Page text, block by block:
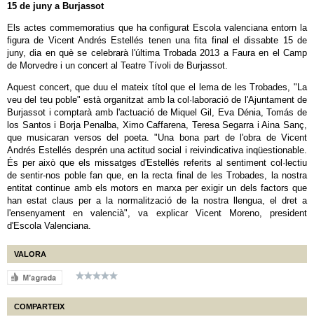
15 de juny a Burjassot
Els actes commemoratius que ha configurat Escola valenciana entorn la
figura de Vicent Andrés Estellés tenen una fita final el dissabte 15 de
juny, dia en què se celebrarà l'última Trobada 2013 a Faura en el Camp
de Morvedre i un concert al Teatre Tívoli de Burjassot.
Aquest concert, que duu el mateix títol que el lema de les Trobades, "La
veu del teu poble" està organitzat amb la col·laboració de l'Ajuntament de
Burjassot i comptarà amb l'actuació de Miquel Gil, Eva Dénia, Tomás de
los Santos i Borja Penalba, Ximo Caffarena, Teresa Segarra i Aina Sanç,
que musicaran versos del poeta. "Una bona part de l'obra de Vicent
Andrés Estellés desprén una actitud social i reivindicativa inqüestionable.
És per això que els missatges d'Estellés referits al sentiment col·lectiu
de sentir-nos poble fan que, en la recta final de les Trobades, la nostra
entitat continue amb els motors en marxa per exigir un dels factors que
han estat claus per a la normalització de la nostra llengua, el dret a
l'ensenyament en valencià", va explicar Vicent Moreno, president
d'Escola Valenciana.
VALORA
COMPARTEIX